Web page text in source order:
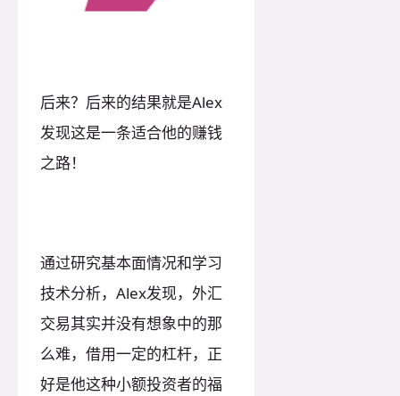
后来？后来的结果就是Alex
发现这是一条适合他的赚钱
之路！
通过研究基本面情况和学习
技术分析，Alex发现，外汇
交易其实并没有想象中的那
么难，借用一定的杠杆，正
好是他这种小额投资者的福